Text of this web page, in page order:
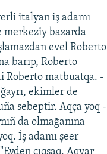
italyan iş adamı
merkeziy bazarda
evel Roberto
barıp, Roberto
Roberto matbuatqa. -
ekimler de
sebeptir. Aqça yoq -
da olmağanına
İş adamı şeer